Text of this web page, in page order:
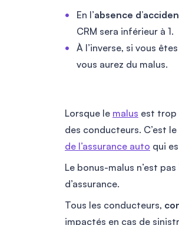
En l’absence
CRM sera inférieur à 1.
À l’inverse, si vous êtes
vous aurez du malus.
Lorsque le malus est trop
des conducteurs. C’est
de l’assurance auto qui
Le bonus-malus n’est
d’assurance.
Tous les conducteurs,
impactés en cas de